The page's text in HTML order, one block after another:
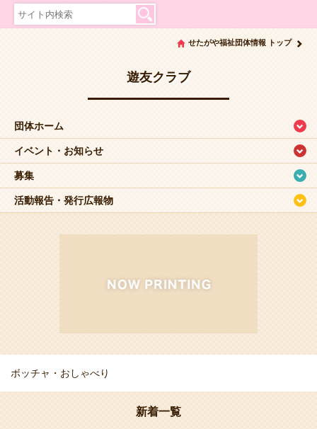
せたがや福祉団体情報 トップ
遊友クラブ
団体ホーム
イベント・お知らせ
募集
活動報告・発行広報物
ボッチャ・おしゃべり
新着一覧